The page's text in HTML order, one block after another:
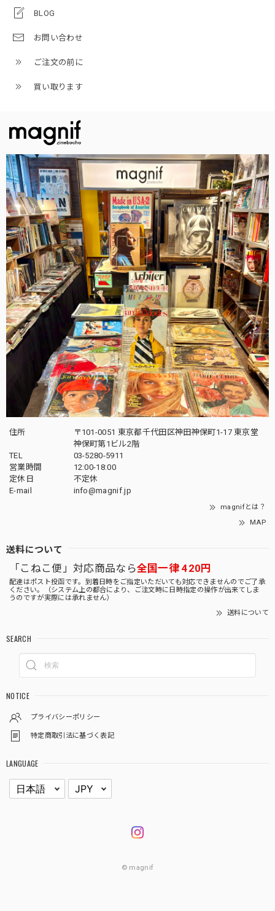
BLOG
お問い合わせ
ご注文の前に
買い取ります
住所
〒101-0051 東京都千代田区神田神保町1-17 東京堂
神保町第1ビル2階
TEL
03-5280-5911
営業時間
12:00-18:00
定休日
不定休
E-mail
info@magnif.jp
magnifとは？
MAP
送料について
「こねこ便」対応商品なら全国一律 420円
配達はポスト投函です。到着日時をご指定いただいても対応できませんのでご了承
ください。（システム上の都合により、ご注文時に日時指定の操作が出来てしま
うのですが実際には承れません）
送料について
SEARCH
NOTICE
プライバシーポリシー
特定商取引法に基づく表記
LANGUAGE
© magnif